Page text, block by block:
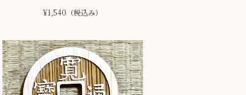
¥1,540（税込み）